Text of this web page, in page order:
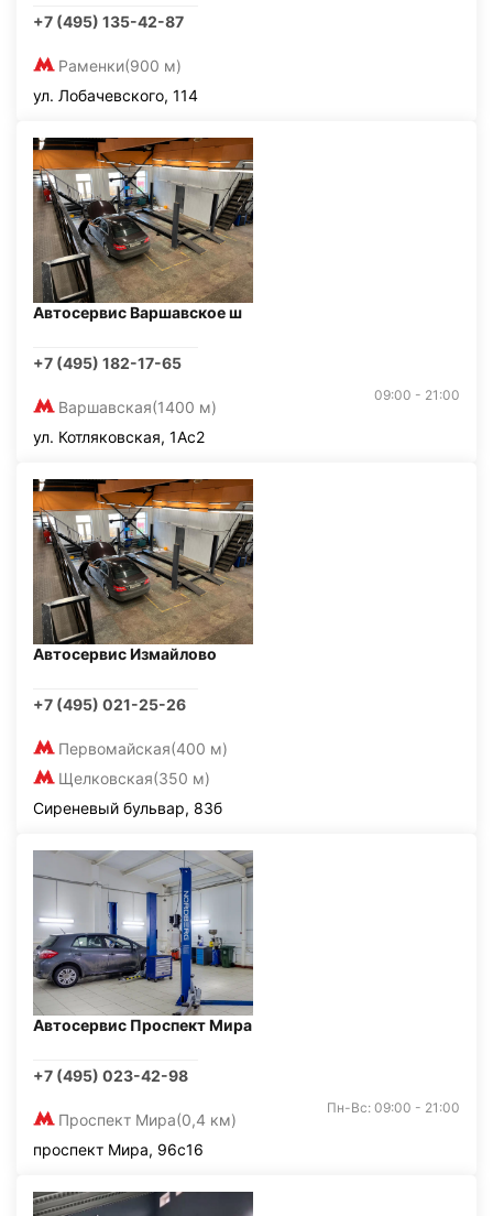
+7 (495) 135-42-87
Раменки(900 м)
ул. Лобачевского, 114
Автосервис Варшавское ш
+7 (495) 182-17-65
Варшавская(1400 м)
09:00 - 21:00
ул. Котляковская, 1Ас2
Автосервис Измайлово
+7 (495) 021-25-26
Первомайская(400 м)
Щелковская(350 м)
Сиреневый бульвар, 83б
Автосервис Проспект Мира
+7 (495) 023-42-98
Проспект Мира(0,4 км)
Пн-Вс: 09:00 - 21:00
проспект Мира, 96с16